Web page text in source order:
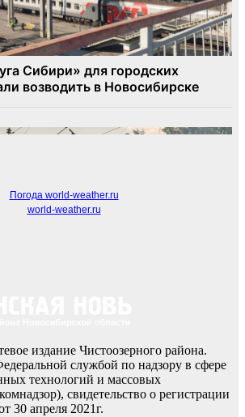
Погода world-weather.ru
world-weather.ru
издание Чистоозерного района.
службой по надзору в сфере
технологий и массовых
свидетельство о регистрации
апреля 2021г.